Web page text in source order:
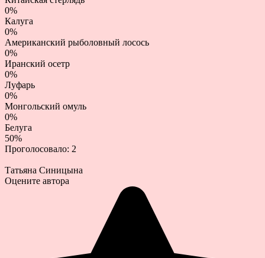
0%
Калуга
0%
Американский рыболовный лосось
0%
Иранский осетр
0%
Луфарь
0%
Монгольский омуль
0%
Белуга
50%
Проголосовало: 2
Татьяна Синицына
Оцените автора